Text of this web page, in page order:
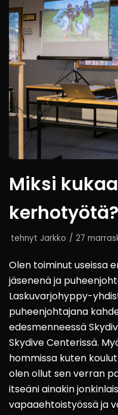
Miksi
kerhotyötä?
tehnyt Jarkko 27
Olen toiminut useissa
jäsenenä ja
Laskuvarjohyppy-
puheenjohtajana
edesmenneessä
Skydive Centerissä.
hommissa kuten
olen ollut sen verran
itseäni ainakin
vapaaehtoistyössä ja